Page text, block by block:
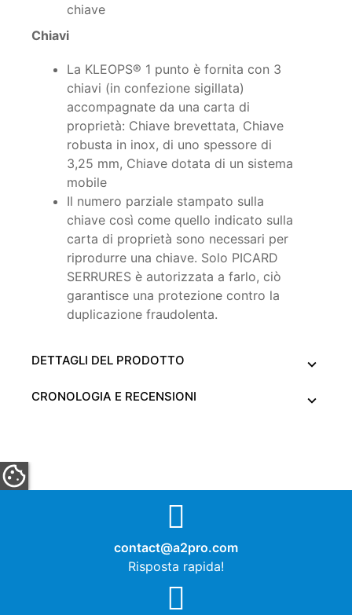
chiave
Chiavi
La KLEOPS® 1 punto è fornita con 3
chiavi (in confezione sigillata)
accompagnate da una carta di
proprietà: Chiave brevettata, Chiave
robusta in inox, di uno spessore di
3,25 mm, Chiave dotata di un sistema
mobile
Il numero parziale stampato sulla
chiave così come quello indicato sulla
carta di proprietà sono necessari per
riprodurre una chiave. Solo PICARD
SERRURES è autorizzata a farlo, ciò
garantisce una protezione contro la
duplicazione fraudolenta.
DETTAGLI DEL PRODOTTO
CRONOLOGIA E RECENSIONI
contact@a2pro.com
Risposta rapida!